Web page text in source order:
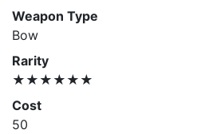
Weapon Type
Bow
Rarity
★★★★★★
Cost
50